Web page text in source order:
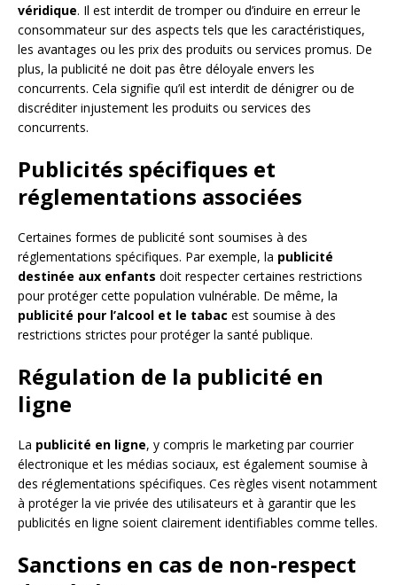
véridique. Il est interdit de tromper ou d’induire en erreur le
consommateur sur des aspects tels que les caractéristiques,
les avantages ou les prix des produits ou services promus. De
plus, la publicité ne doit pas être déloyale envers les
concurrents. Cela signifie qu’il est interdit de dénigrer ou de
discréditer injustement les produits ou services des
concurrents.
Publicités spécifiques et
réglementations associées
Certaines formes de publicité sont soumises à des
réglementations spécifiques. Par exemple, la publicité
destinée aux enfants doit respecter certaines restrictions
pour protéger cette population vulnérable. De même, la
publicité pour l’alcool et le tabac est soumise à des
restrictions strictes pour protéger la santé publique.
Régulation de la publicité en
ligne
La publicité en ligne, y compris le marketing par courrier
électronique et les médias sociaux, est également soumise à
des réglementations spécifiques. Ces règles visent notamment
à protéger la vie privée des utilisateurs et à garantir que les
publicités en ligne soient clairement identifiables comme telles.
Sanctions en cas de non-respect